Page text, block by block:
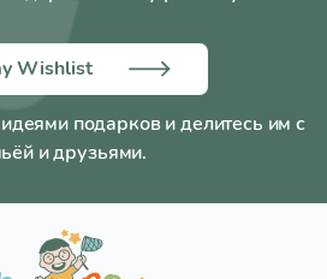
Wishlist
подарков и делитесь им с
и друзьями.